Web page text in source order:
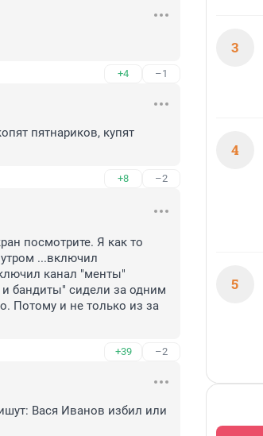
+4 –1
пятнариков, купят
+8 –2
посмотрите. Я как то
...включил
канал "менты"
бандиты" сидели за одним
Потому и не только из за
+39 –2
Вася Иванов избил или
3
4
5